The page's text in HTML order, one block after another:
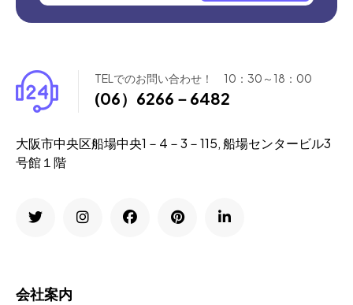
TELでのお問い合わせ！ 10：30～18：00
(06）6266－6482
大阪市中央区船場中央1－4－3－115, 船場センタービル3
号館１階
会社案内